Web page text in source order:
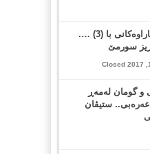
گه‌مه‌ شاراوه‌كانی با (3) ….
سورمێ‌
و گومان لەمەڕ
ستیڤان